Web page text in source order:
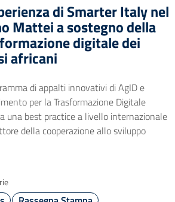
di Smarter Italy nel
Mattei a sostegno della
digitale dei
africani
di appalti innovativi di AgID e
per la Trasformazione Digitale
una best practice a livello internazionale
della cooperazione allo sviluppo